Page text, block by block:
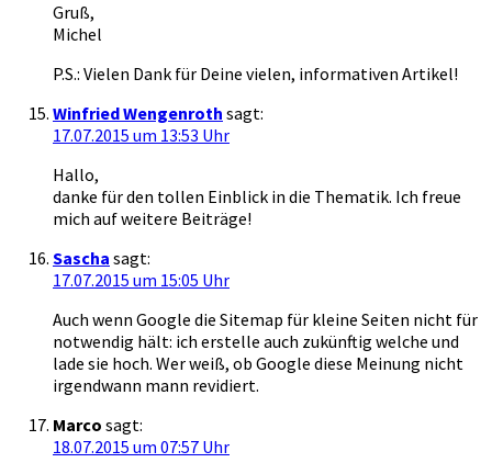
Gruß,
Michel
P.S.: Vielen Dank für Deine vielen, informativen Artikel!
Winfried Wengenroth sagt:
17.07.2015 um 13:53 Uhr
Hallo,
danke für den tollen Einblick in die Thematik. Ich freue
mich auf weitere Beiträge!
Sascha sagt:
17.07.2015 um 15:05 Uhr
Auch wenn Google die Sitemap für kleine Seiten nicht für
notwendig hält: ich erstelle auch zukünftig welche und
lade sie hoch. Wer weiß, ob Google diese Meinung nicht
irgendwann mann revidiert.
Marco sagt:
18.07.2015 um 07:57 Uhr